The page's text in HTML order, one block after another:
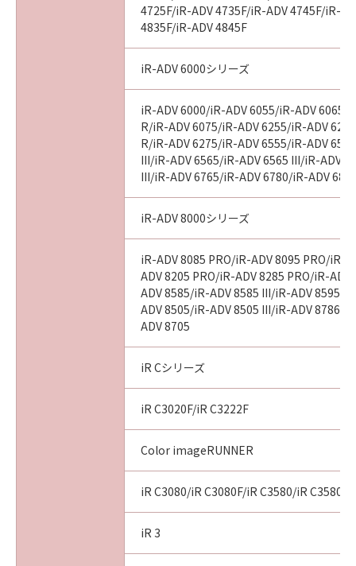
Tokyo 146-8501, Japan.
本条項中で使用される"the SOFTWARE"とは、
本契約書中で定義される「本ソフトウェア」を
意味し、指し示すものとします。
本契約書のいずれかの条項またはその一部が法
律により無効であると決定された場合でも、そ
の他の条項は完全に有効に存続するものとしま
キヤノン株式会社
No. I010G020484
4725F/iR-ADV 4735F/iR-ADV 4745F/iR-
4835F/iR-ADV 4845F
iR-ADV 6000シリーズ
iR-ADV 6000/iR-ADV 6055/iR-ADV 6065/
R/iR-ADV 6075/iR-ADV 6255/iR-ADV
R/iR-ADV 6275/iR-ADV 6555/iR-ADV
III/iR-ADV 6565/iR-ADV 6565 III/iR-ADV
III/iR-ADV 6765/iR-ADV 6780/iR-ADV
iR-ADV 8000シリーズ
iR-ADV 8085 PRO/iR-ADV 8095 PRO/iR-
ADV 8205 PRO/iR-ADV 8285 PRO/iR-
ADV 8585/iR-ADV 8585 III/iR-ADV 8595/
ADV 8505/iR-ADV 8505 III/iR-ADV 8786/
ADV 8705
iR Cシリーズ
iR C3020F/iR C3222F
Color imageRUNNER
iR C3080/iR C3080F/iR C3580/iR C3580F
iR 3